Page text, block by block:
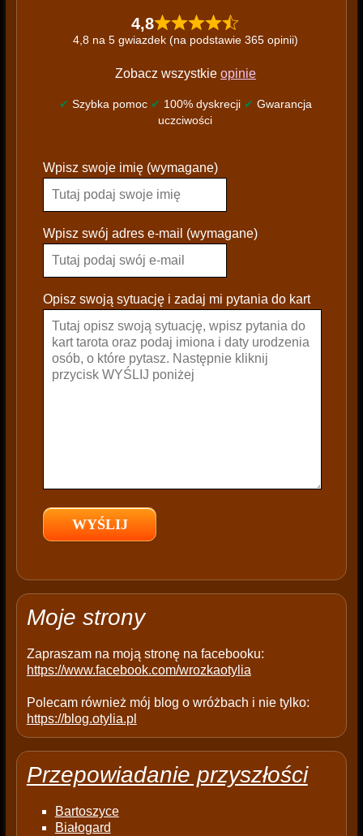
4,8
4,8 na 5 gwiazdek (na podstawie 365 opinii)
Zobacz wszystkie opinie
✔ Szybka pomoc ✔ 100% dyskrecji ✔ Gwarancja
uczciwości
l
a
s
e
a
e
e
p
y
Wpisz swoje imię (wymagane)
Wpisz swój adres e-mail (wymagane)
Opisz swoją sytuację i zadaj mi pytania do kart
Moje strony
Zapraszam na moją stronę na facebooku:
https://www.facebook.com/wrozkaotylia
Polecam również mój blog o wróżbach i nie tylko:
https://blog.otylia.pl
Przepowiadanie przyszłości
Bartoszyce
Białogard